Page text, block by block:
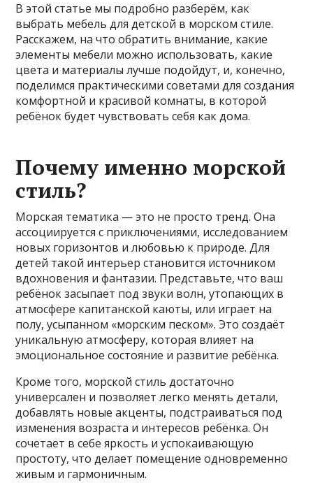
В этой статье мы подробно разберём, как
выбрать мебель для детской в морском стиле.
Расскажем, на что обратить внимание, какие
элементы мебели можно использовать, какие
цвета и материалы лучше подойдут, и, конечно,
поделимся практическими советами для создания
комфортной и красивой комнаты, в которой
ребёнок будет чувствовать себя как дома.
Почему именно морской
стиль?
Морская тематика — это не просто тренд. Она
ассоциируется с приключениями, исследованием
новых горизонтов и любовью к природе. Для
детей такой интерьер становится источником
вдохновения и фантазии. Представьте, что ваш
ребёнок засыпает под звуки волн, утопающих в
атмосфере капитанской каюты, или играет на
полу, усыпанном «морским песком». Это создаёт
уникальную атмосферу, которая влияет на
эмоциональное состояние и развитие ребёнка.
Кроме того, морской стиль достаточно
универсален и позволяет легко менять детали,
добавлять новые акценты, подстраиваться под
изменения возраста и интересов ребёнка. Он
сочетает в себе яркость и успокаивающую
простоту, что делает помещение одновременно
живым и гармоничным.